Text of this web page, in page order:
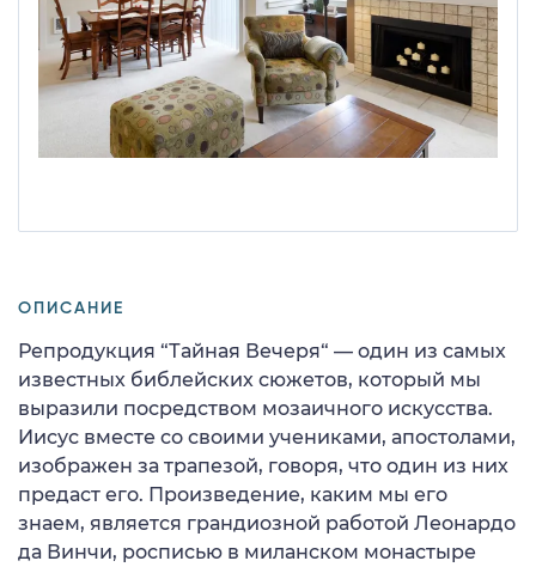
ОПИСАНИЕ
Репродукция “Тайная Вечеря“ — один из самых
известных библейских сюжетов, который мы
выразили посредством мозаичного искусства.
Иисус вместе со своими учениками, апостолами,
изображен за трапезой, говоря, что один из них
предаст его. Произведение, каким мы его
знаем, является грандиозной работой Леонардо
да Винчи, росписью в миланском монастыре